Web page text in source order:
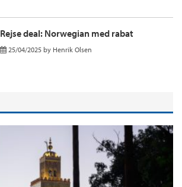
Rejse deal: Norwegian med rabat
25/04/2025 by Henrik Olsen